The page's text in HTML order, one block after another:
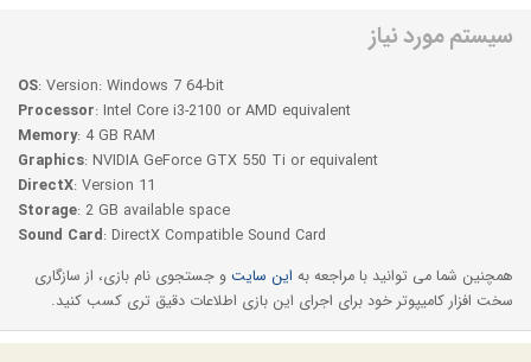
سیستم مورد نیاز
OS: Version: Windows 7 64-bit
Processor: Intel Core i3-2100 or AMD equivalent
Memory: 4 GB RAM
Graphics: NVIDIA GeForce GTX 550 Ti or equivalent
DirectX: Version 11
Storage: 2 GB available space
Sound Card: DirectX Compatible Sound Card
همچنین شما می توانید با مراجعه به این سایت و جستجوی نام بازی، از سازگاری
سخت افزار کامیپوتر خود برای اجرای این بازی اطلاعات دقیق تری کسب کنید.